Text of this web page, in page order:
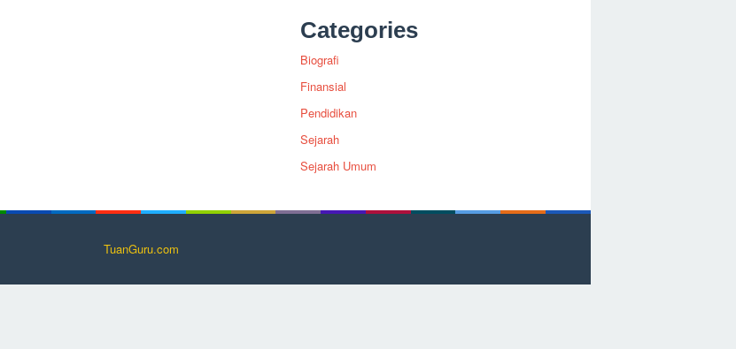
Categories
Biografi
Finansial
Pendidikan
Sejarah
Sejarah Umum
TuanGuru.com